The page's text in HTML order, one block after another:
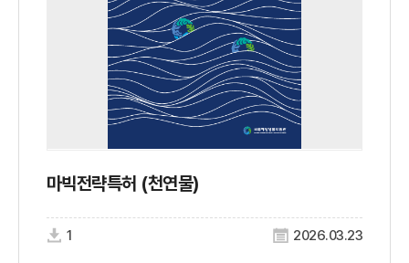
마빅전략특허 (천연물)
1 2026.03.23